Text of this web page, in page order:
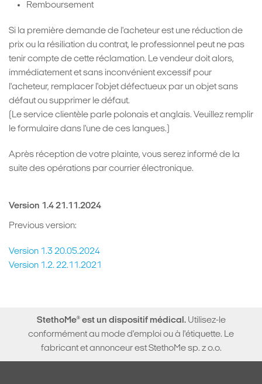
Remboursement
Si la première demande de l'acheteur est une réduction de
prix ou la résiliation du contrat, le professionnel peut ne pas
tenir compte de cette réclamation. Le vendeur doit alors,
immédiatement et sans inconvénient excessif pour
l'acheteur, remplacer l'objet défectueux par un objet sans
défaut ou supprimer le défaut.
(Le service clientèle parle polonais et anglais. Veuillez remplir
le formulaire dans l'une de ces langues.)
Après réception de votre plainte, vous serez informé de la
suite des opérations par courrier électronique.
Version 1.4 21.11.2024
Previous version:
Version 1.3 20.05.2024
Version 1.2. 22.11.2021
StethoMe®est un dispositif médical.Utilisez-le
conformément au mode d'emploi ou à l'étiquette. Le
fabricant et annonceur est StethoMe sp. z o.o.